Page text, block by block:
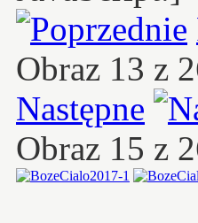
Obraz 13 z
Następne
Obraz 15 z